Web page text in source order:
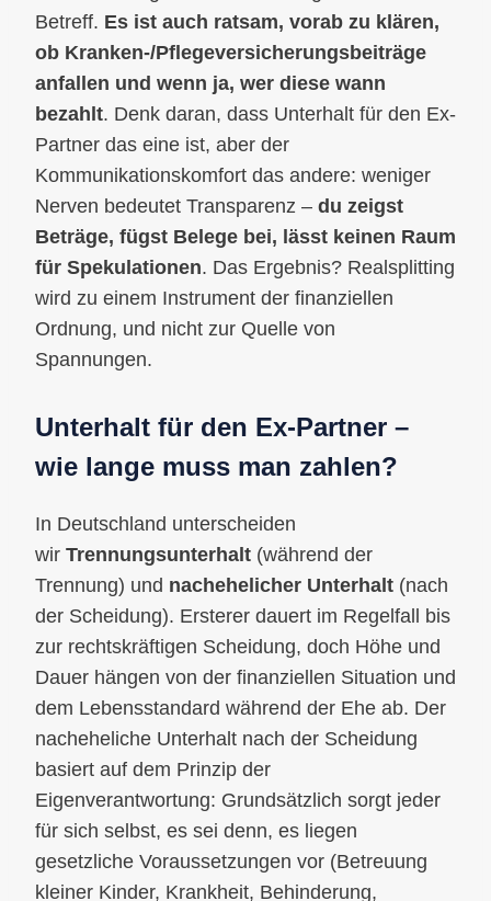
Betreff. Es ist auch ratsam, vorab zu klären,
ob Kranken-/Pflegeversicherungsbeiträge
anfallen und wenn ja, wer diese wann
bezahlt. Denk daran, dass Unterhalt für den Ex-
Partner das eine ist, aber der
Kommunikationskomfort das andere: weniger
Nerven bedeutet Transparenz – du zeigst
Beträge, fügst Belege bei, lässt keinen Raum
für Spekulationen. Das Ergebnis? Realsplitting
wird zu einem Instrument der finanziellen
Ordnung, und nicht zur Quelle von
Spannungen.
Unterhalt für den Ex-Partner –
wie lange muss man zahlen?
In Deutschland unterscheiden
wir Trennungsunterhalt (während der
Trennung) und nachehelicher Unterhalt (nach
der Scheidung). Ersterer dauert im Regelfall bis
zur rechtskräftigen Scheidung, doch Höhe und
Dauer hängen von der finanziellen Situation und
dem Lebensstandard während der Ehe ab. Der
nacheheliche Unterhalt nach der Scheidung
basiert auf dem Prinzip der
Eigenverantwortung: Grundsätzlich sorgt jeder
für sich selbst, es sei denn, es liegen
gesetzliche Voraussetzungen vor (Betreuung
kleiner Kinder, Krankheit, Behinderung,